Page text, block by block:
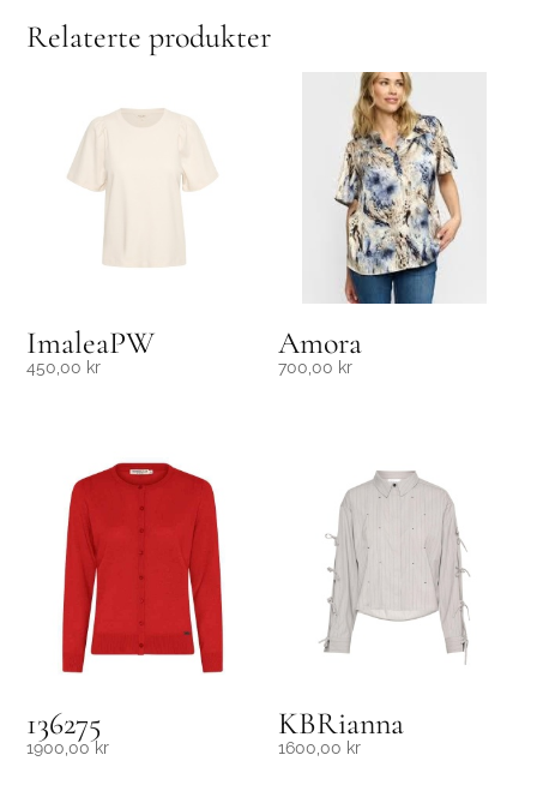
Relaterte produkter
ImaleaPW
450,00 kr
Amora
700,00 kr
136275
1900,00kr
KBRianna
1600,00 kr